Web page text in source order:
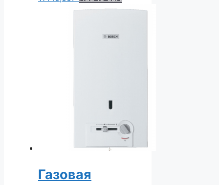
Газовая